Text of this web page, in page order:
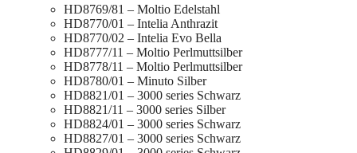
HD8769/81 – Moltio Edelstahl
HD8770/01 – Intelia Anthrazit
HD8770/02 – Intelia Evo Bella
HD8777/11 – Moltio Perlmuttsilber
HD8778/11 – Moltio Perlmuttsilber
HD8780/01 – Minuto Silber
HD8821/01 – 3000 series Schwarz
HD8821/11 – 3000 series Silber
HD8824/01 – 3000 series Schwarz
HD8827/01 – 3000 series Schwarz